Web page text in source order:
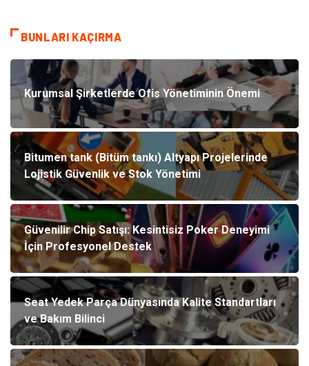
BUNLARI KAÇIRMA
Kurumsal Şirketlerde Ofis Yönetiminin Önemi
Bitumen tank (Bitüm tankı) Altyapı Projelerinde
Lojistik Güvenlik ve Stok Yönetimi
Güvenilir Chip Satışı: Kesintisiz Poker Deneyimi
İçin Profesyonel Destek
Seat Yedek Parça Dünyasında Kalite Standartları
ve Bakım Bilinci